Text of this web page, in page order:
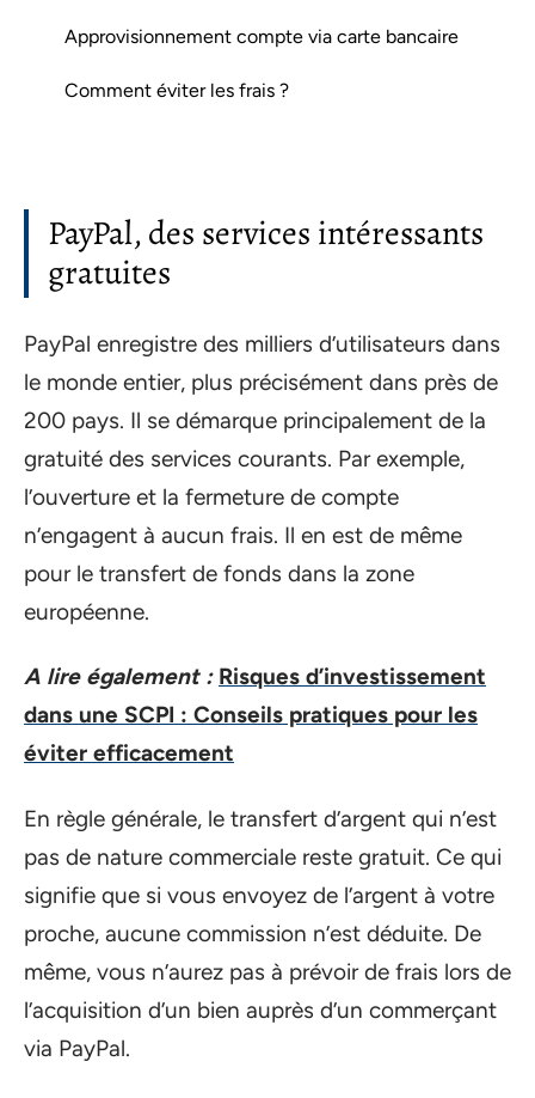
Approvisionnement compte via carte bancaire
Comment éviter les frais ?
PayPal, des services intéressants
gratuites
PayPal enregistre des milliers d’utilisateurs dans
le monde entier, plus précisément dans près de
200 pays. Il se démarque principalement de la
gratuité des services courants. Par exemple,
l’ouverture et la fermeture de compte
n’engagent à aucun frais. Il en est de même
pour le transfert de fonds dans la zone
européenne.
A lire également : Risques d’investissement
dans une SCPI : Conseils pratiques pour les
éviter efficacement
En règle générale, le transfert d’argent qui n’est
pas de nature commerciale reste gratuit. Ce qui
signifie que si vous envoyez de l’argent à votre
proche, aucune commission n’est déduite. De
même, vous n’aurez pas à prévoir de frais lors de
l’acquisition d’un bien auprès d’un commerçant
via PayPal.